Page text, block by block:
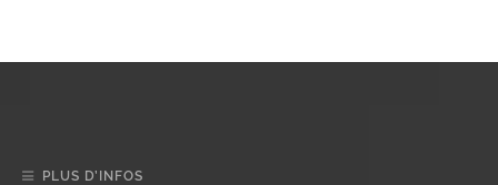
PLUS D’INFOS